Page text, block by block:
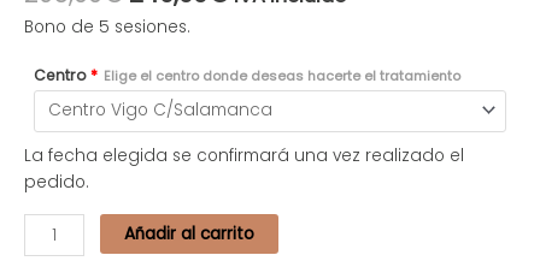
Bono de 5 sesiones.
Centro* Elige el centro donde deseas hacerte el tratamiento
La fecha elegida se confirmará una vez realizado el
pedido.
cantidad
Añadir al carrito